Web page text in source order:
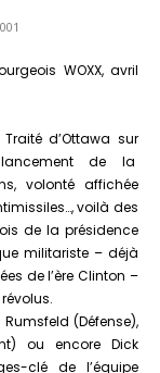
WOXX, avril
d’Ottawa sur
lancement de la
volonté affichée
voilà des
de la présidence
militariste – déjà
de l’ère Clinton –
(Défense),
ou encore Dick
clé de l’équipe